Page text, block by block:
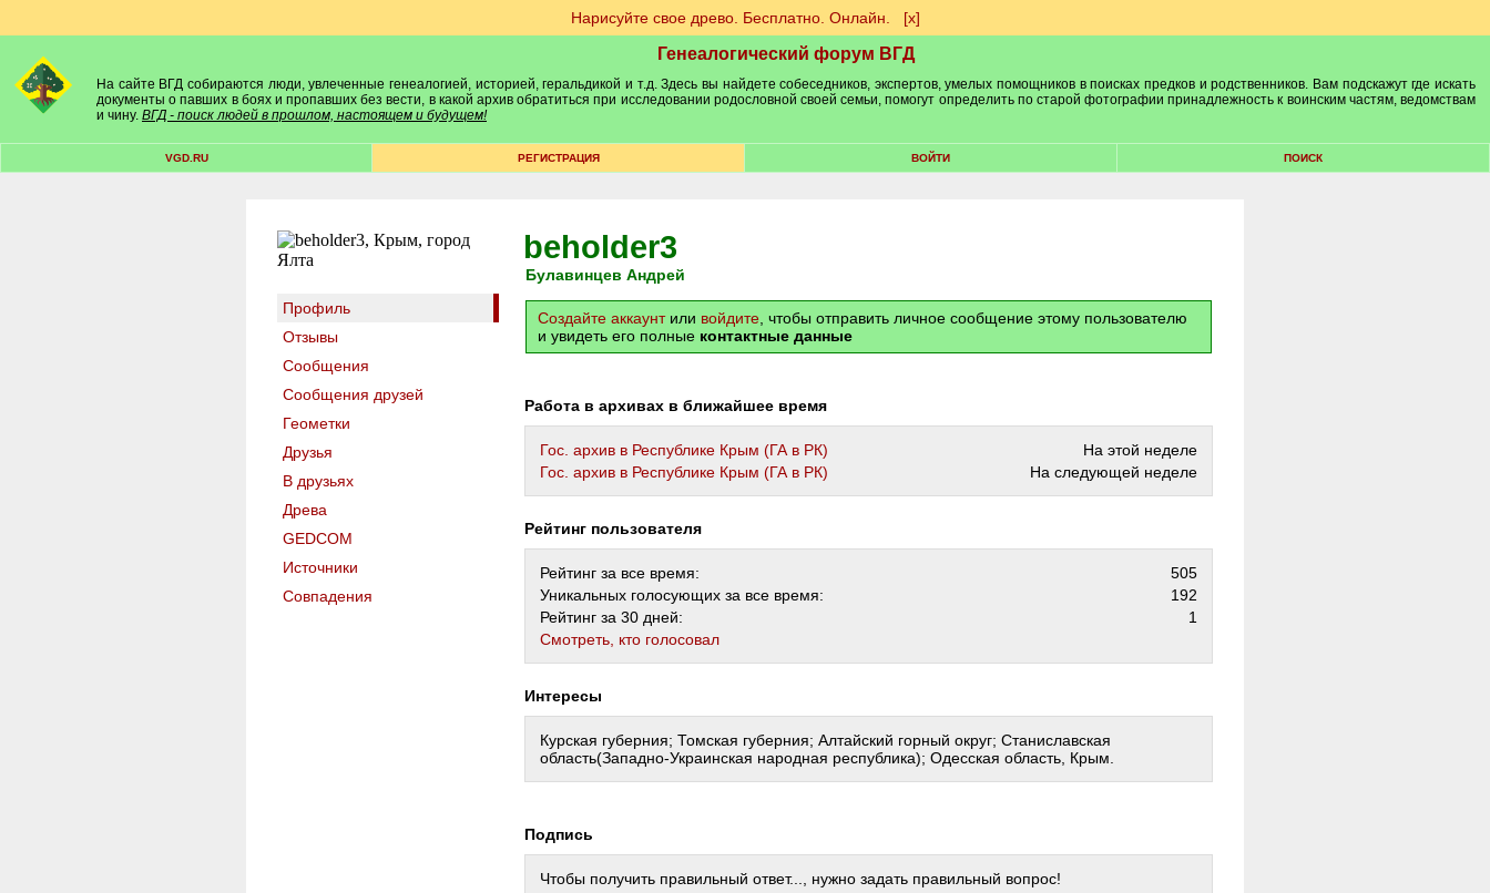
Нарисуйте свое древо. Бесплатно. Онлайн. [х]
Генеалогический форум ВГД
На сайте ВГД собираются люди, увлеченные генеалогией, историей, геральдикой и т.д. Здесь вы найдете собеседников, экспертов, умелых помощников в поисках предков и родственников. Вам подскажут где искать
документы о павших в боях и пропавших без вести, в какой архив обратиться при исследовании родословной своей семьи, помогут определить по старой фотографии принадлежность к воинским частям, ведомствам
и чину. ВГД - поиск людей в прошлом, настоящем и будущем!
VGD.RU РЕГИСТРАЦИЯ ВОЙТИ ПОИСК
Профиль
Отзывы
Сообщения
Сообщения друзей
Геометки
Друзья
В друзьях
Древа
GEDCOM
Источники
Совпадения
beholder3
Булавинцев Андрей
Создайте аккаунтили войдите , чтобы отправить личное сообщение этому пользователю
и увидеть его полные контактные данные
Работа в архивах в ближайшее время
Гос. архив в Республике Крым (ГА в РК)
На этой неделе
Гос. архив в Республике Крым (ГА в РК)
На следующей неделе
Рейтинг пользователя
Рейтинг за все время:
505
Уникальных голосующих за все время:
192
Рейтинг за 30 дней:
1
Cмотреть, кто голосовал
Интересы
Курская губерния; Томская губерния; Алтайский горный округ; Станиславская
область(Западно-Украинская народная республика); Одесская область, Крым.
Подпись
Чтобы получить правильный ответ..., нужно задать правильный вопрос!